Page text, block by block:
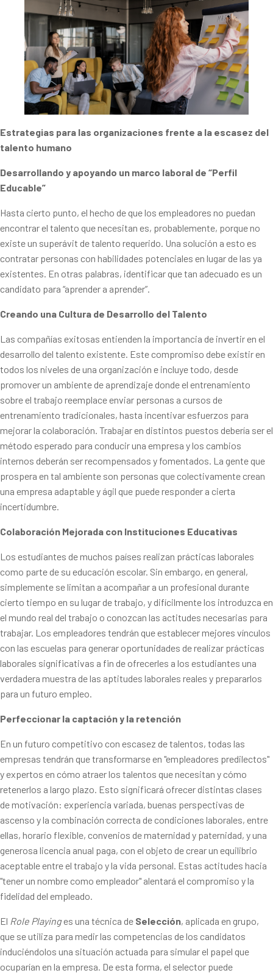
Estrategias para las organizaciones frente a la escasez del
talento humano
Desarrollando y apoyando un marco laboral de “Perfil
Educable”
Hasta cierto punto, el hecho de que los empleadores no puedan
encontrar el talento que necesitan es, probablemente, porque no
existe un superávit de talento requerido. Una solución a esto es
contratar personas con habilidades potenciales en lugar de las ya
existentes. En otras palabras, identificar que tan adecuado es un
candidato para “aprender a aprender”.
Creando una Cultura de Desarrollo del Talento
Las compañías exitosas entienden la importancia de invertir en el
desarrollo del talento existente. Este compromiso debe existir en
todos los niveles de una organización e incluye todo, desde
promover un ambiente de aprendizaje donde el entrenamiento
sobre el trabajo reemplace enviar personas a cursos de
entrenamiento tradicionales, hasta incentivar esfuerzos para
mejorar la colaboración. Trabajar en distintos puestos debería ser el
método esperado para conducir una empresa y los cambios
internos deberán ser recompensados y fomentados. La gente que
prospera en tal ambiente son personas que colectivamente crean
una empresa adaptable y ágil que puede responder a cierta
incertidumbre.
Colaboración Mejorada con Instituciones Educativas
Los estudiantes de muchos países realizan prácticas laborales
como parte de su educación escolar. Sin embargo, en general,
simplemente se limitan a acompañar a un profesional durante
cierto tiempo en su lugar de trabajo, y difícilmente los introduzca en
el mundo real del trabajo o conozcan las actitudes necesarias para
trabajar. Los empleadores tendrán que establecer mejores vínculos
con las escuelas para generar oportunidades de realizar prácticas
laborales significativas a fin de ofrecerles a los estudiantes una
verdadera muestra de las aptitudes laborales reales y prepararlos
para un futuro empleo.
Perfeccionar la captación y la retención
En un futuro competitivo con escasez de talentos, todas las
empresas tendrán que transformarse en "empleadores predilectos"
y expertos en cómo atraer los talentos que necesitan y cómo
retenerlos a largo plazo. Esto significará ofrecer distintas clases
de motivación: experiencia variada, buenas perspectivas de
ascenso y la combinación correcta de condiciones laborales, entre
ellas, horario flexible, convenios de maternidad y paternidad, y una
generosa licencia anual paga, con el objeto de crear un equilibrio
aceptable entre el trabajo y la vida personal. Estas actitudes hacia
"tener un nombre como empleador" alentará el compromiso y la
fidelidad del empleado.
El Role Playinges una técnica de Selección, aplicada en grupo,
que se utiliza para medir las competencias de los candidatos
induciéndolos una situación actuada para simular el papel que
ocuparían en la empresa. De esta forma, el selector puede